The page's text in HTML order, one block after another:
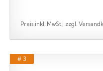
Preis inkl. MwSt., zzgl.
# 3